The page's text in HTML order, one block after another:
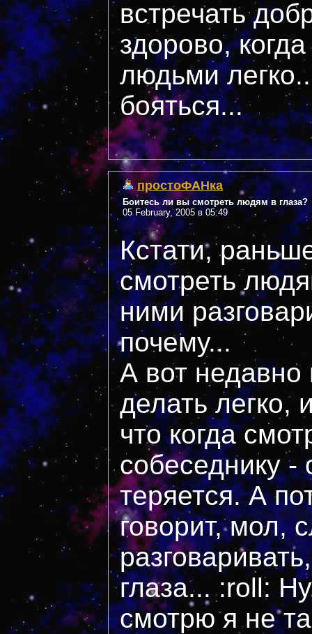
встречать
здорово,
людьми
бояться...
простоФАНка
Боитесь ли вы смотреть людям в глаза?
05 February, 2005 в 05:49
Кстати,
смотреть
ними
почему...
А вот недавно
делать легко,
что когда
собеседнику -
теряется. А
говорит, мол,
глаза... :roll:
смотрю я не